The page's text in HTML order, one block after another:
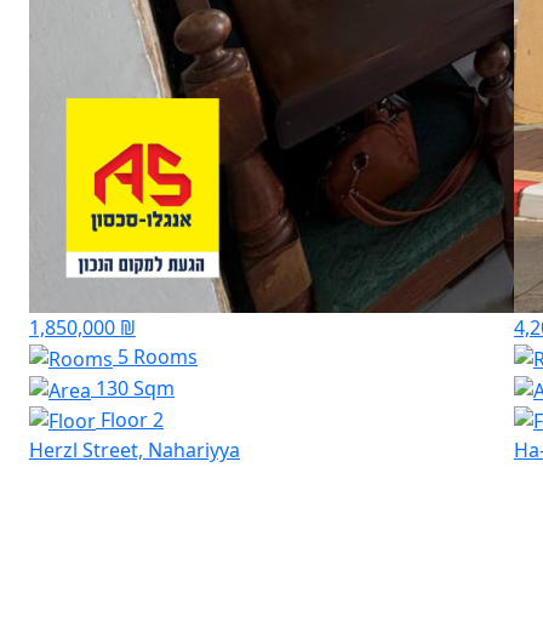
1,850,000 ₪
5 Rooms
130 Sqm
Floor 2
Herzl Street, Nahariyya